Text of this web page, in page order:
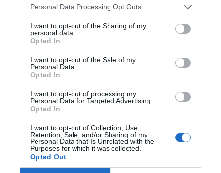
Personal Data Processing Opt Outs
I want to opt-out of the Sharing of my
personal data.
Opted In
I want to opt-out of the Sale of my
Personal Data.
Opted In
I want to opt-out of processing my
Personal Data for Targeted Advertising.
Opted In
I want to opt-out of Collection, Use,
Retention, Sale, and/or Sharing of my
Personal Data that Is Unrelated with the
Purposes for which it was collected.
Opted Out
18/06/2026
Υπόθεση Καραμανλή για τα Τέμπη:
κατηγορίας από τους συγγενείς
των θυμάτων
Μεγάλωσε η δικαστική αίθουσα της
100 νέες θέσεις
23/05/2026